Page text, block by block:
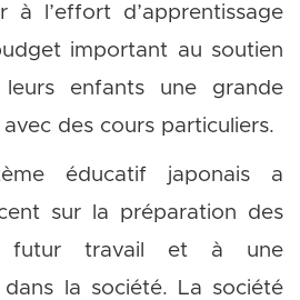
à l’effort d’apprentissage
important au soutien
leurs enfants une grande
des cours particuliers.
éducatif japonais a
sur la préparation des
futur travail et à une
la société. La société